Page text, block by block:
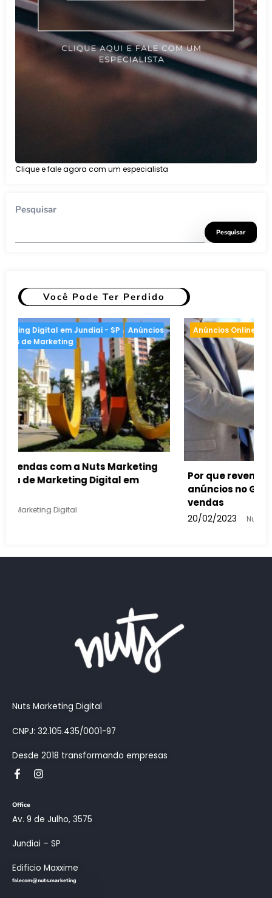
Clique e fale agora com um especialista
Pesquisar
Pesquisar
Você Pode Ter Perdido
Marketing
devem usar
Anúncios Online Inteligência
Office